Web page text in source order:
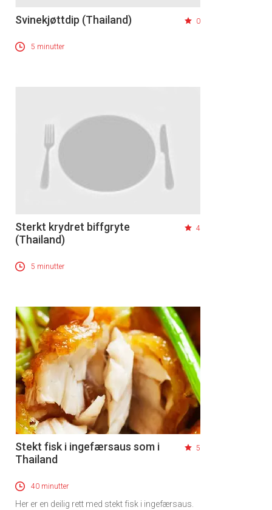
Svinekjøttdip (Thailand) 0
5 minutter
Sterkt krydret biffgryte
(Thailand)
4
5 minutter
Stekt fisk i ingefærsaus som i
Thailand
5
40 minutter
Her er en deilig rett med stekt fisk i ingefærsaus.